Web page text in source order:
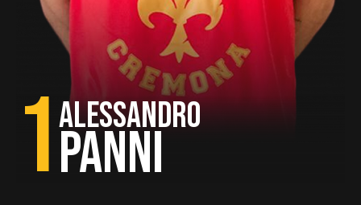
1 ALESSANDRO
PANNI